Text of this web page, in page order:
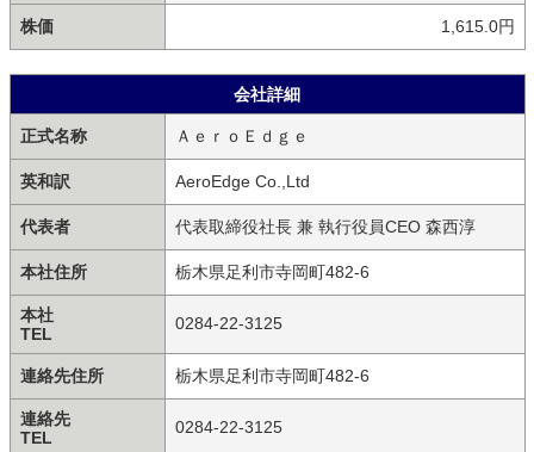
株価 1,615.0円
会社詳細
正式名称 ＡｅｒｏＥｄｇｅ
英和訳 AeroEdge Co.,Ltd
代表者 代表取締役社長 兼 執行役員CEO 森西淳
本社住所 栃木県足利市寺岡町482-6
本社
TEL
0284-22-3125
連絡先住所 栃木県足利市寺岡町482-6
連絡先
TEL
0284-22-3125